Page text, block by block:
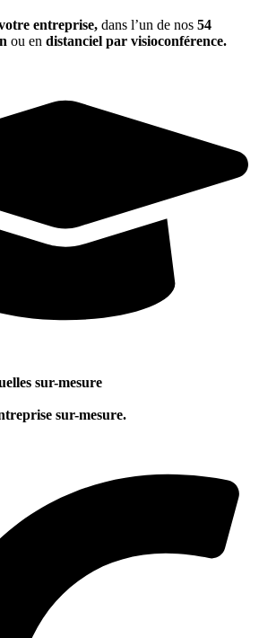
entreprise, dans l’un de nos 54
ou en distanciel par visioconférence.
sur-mesure
sur-mesure.